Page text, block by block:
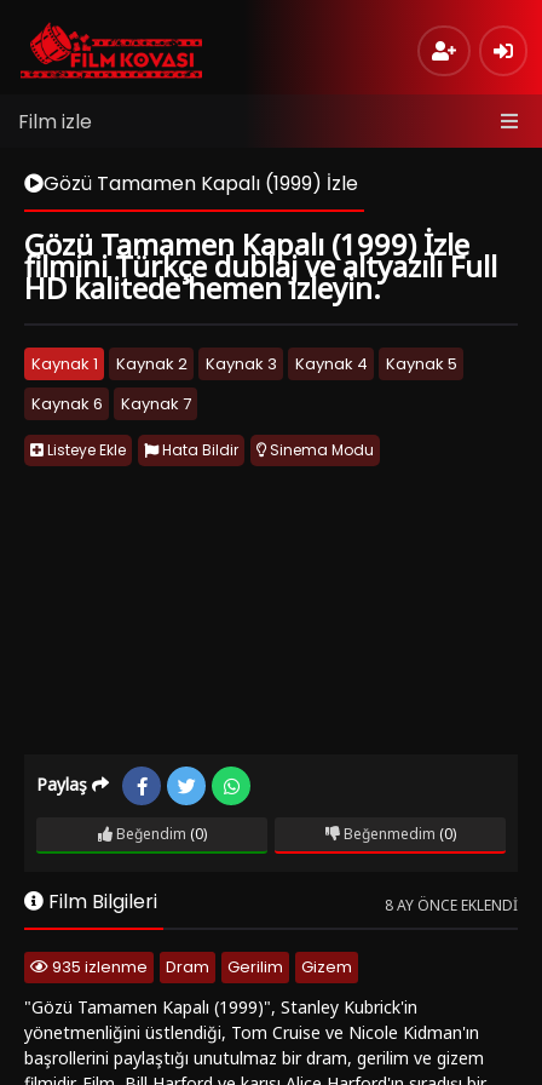
Film izle
Gözü Tamamen Kapalı (1999) İzle
Gözü Tamamen Kapalı (1999) İzle
filmini Türkçe dublaj ve altyazılı Full
HD kalitede hemen izleyin.
Kaynak 1 Kaynak 2 Kaynak 3 Kaynak 4
Kaynak 5
Kaynak 6
Kaynak 7
Listeye Ekle Hata Bildir Sinema Modu
Paylaş
Beğendim (0) Beğenmedim (0)
Film Bilgileri 8 AY ÖNCE EKLENDI
935 izlenme Dram Gerilim
Gizem
"Gözü Tamamen Kapalı (1999)", Stanley Kubrick'in
yönetmenliğini üstlendiği, Tom Cruise ve Nicole Kidman'ın
başrollerini paylaştığı unutulmaz bir dram, gerilim ve gizem